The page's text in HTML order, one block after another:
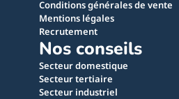
Conditions générales de vente
Mentions légales
Recrutement
Nos conseils
Secteur domestique
Secteur tertiaire
Secteur industriel